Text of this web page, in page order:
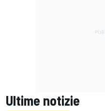
Ultime notizie